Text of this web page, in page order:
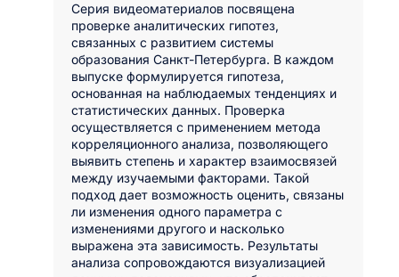
Серия видеоматериалов посвящена
проверке аналитических гипотез,
связанных с развитием системы
образования Санкт-Петербурга. В каждом
выпуске формулируется гипотеза,
основанная на наблюдаемых тенденциях и
статистических данных. Проверка
осуществляется с применением метода
корреляционного анализа, позволяющего
выявить степень и характер взаимосвязей
между изучаемыми факторами. Такой
подход дает возможность оценить, связаны
ли изменения одного параметра с
изменениями другого и насколько
выражена эта зависимость. Результаты
анализа сопровождаются визуализацией